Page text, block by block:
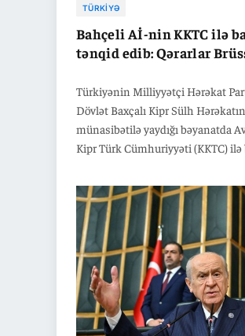
TÜRKIYƏ
Bahçeli Aİ-nin KKTC ilə
tənqid edib: Qərarlar
Türkiyənin Milliyyətçi Hərəkat
Dövlət Baxçalı Kipr Sülh
münasibətilə yaydığı bəyanatda
Kipr Türk Cümhuriyyəti (KKTC)
Brüsseldə deyil, Kipr türk xalqı